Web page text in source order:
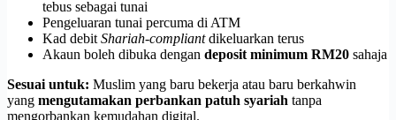
tebus sebagai tunai
Pengeluaran tunai percuma di ATM
Kad debit Shariah-compliantdikeluarkan terus
Akaun boleh dibuka dengan deposit minimum RM20 sahaja
Sesuai untuk: Muslim yang baru bekerja atau baru berkahwin
yang mengutamakan perbankan patuh syariah tanpa
mengorbankan kemudahan digital.